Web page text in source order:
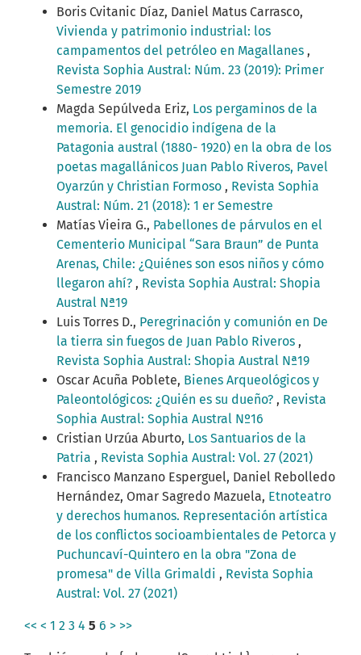
Boris Cvitanic Díaz, Daniel Matus Carrasco,
Vivienda y patrimonio industrial: los
campamentos del petróleo en Magallanes ,
Revista Sophia Austral: Núm. 23 (2019): Primer
Semestre 2019
Magda Sepúlveda Eriz, Los pergaminos de la
memoria. El genocidio indígena de la
Patagonia austral (1880- 1920) en la obra de los
poetas magallánicos Juan Pablo Riveros, Pavel
Oyarzún y Christian Formoso , Revista Sophia
Austral: Núm. 21 (2018): 1 er Semestre
Matías Vieira G., Pabellones de párvulos en el
Cementerio Municipal “Sara Braun” de Punta
Arenas, Chile: ¿Quiénes son esos niños y cómo
llegaron ahí? , Revista Sophia Austral: Shopia
Austral Nª19
Luis Torres D., Peregrinación y comunión en De
la tierra sin fuegos de Juan Pablo Riveros ,
Revista Sophia Austral: Shopia Austral Nª19
Oscar Acuña Poblete, Bienes Arqueológicos y
Paleontológicos: ¿Quién es su dueño? , Revista
Sophia Austral: Sophia Austral Nº16
Cristian Urzúa Aburto, Los Santuarios de la
Patria , Revista Sophia Austral: Vol. 27 (2021)
Francisco Manzano Esperguel, Daniel Rebolledo
Hernández, Omar Sagredo Mazuela, Etnoteatro
y derechos humanos. Representación artística
de los conflictos socioambientales de Petorca y
Puchuncaví-Quintero en la obra "Zona de
promesa" de Villa Grimaldi , Revista Sophia
Austral: Vol. 27 (2021)
<< < 1 2 3 4 5 6 > >>